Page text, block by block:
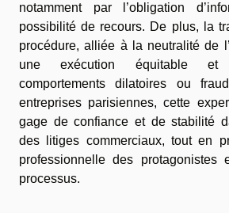
notamment par l’obligation
possibilité de recours. De plus, la
procédure, alliée à la neutralité de
une exécution équitable et
comportements dilatoires ou
entreprises parisiennes, cette
gage de confiance et de stabilité
des litiges commerciaux, tout en
professionnelle des protagonistes
processus.